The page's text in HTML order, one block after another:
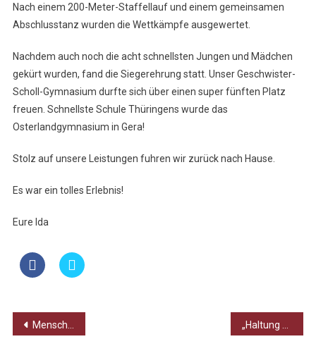
Nach einem 200-Meter-Staffellauf und einem gemeinsamen
Abschlusstanz wurden die Wettkämpfe ausgewertet.
Nachdem auch noch die acht schnellsten Jungen und Mädchen
gekürt wurden, fand die Siegerehrung statt. Unser Geschwister-
Scholl-Gymnasium durfte sich über einen super fünften Platz
freuen. Schnellste Schule Thüringens wurde das
Osterlandgymnasium in Gera!
Stolz auf unsere Leistungen fuhren wir zurück nach Hause.
Es war ein tolles Erlebnis!
Eure Ida
Beitragsnavigation
Mensch, Natur und Technik hautnah erleben – Exkursion der 12er „Haltung zeigen!“ – Die Landtagswahlen 2024 – Ein Kommentar